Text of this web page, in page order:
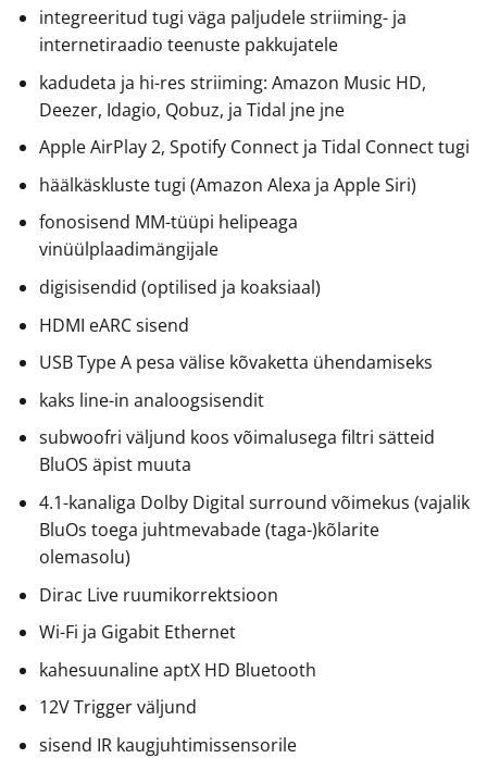
integreeritud tugi väga paljudele striiming- ja
internetiraadio teenuste pakkujatele
kadudeta ja hi-res striiming: Amazon Music HD,
Deezer, Idagio, Qobuz, ja Tidal jne jne
Apple AirPlay 2, Spotify Connect ja Tidal Connect tugi
häälkäskluste tugi (Amazon Alexa ja Apple Siri)
fonosisend MM-tüüpi helipeaga
vinüülplaadimängijale
digisisendid (optilised ja koaksiaal)
HDMI eARC sisend
USB Type A pesa välise kõvaketta ühendamiseks
kaks line-in analoogsisendit
subwoofri väljund koos võimalusega filtri sätteid
BluOS äpist muuta
4.1-kanaliga Dolby Digital surround võimekus (vajalik
BluOs toega juhtmevabade (taga-)kõlarite
olemasolu)
Dirac Live ruumikorrektsioon
Wi-Fi ja Gigabit Ethernet
kahesuunaline aptX HD Bluetooth
12V Trigger väljund
sisend IR kaugjuhtimissensorile